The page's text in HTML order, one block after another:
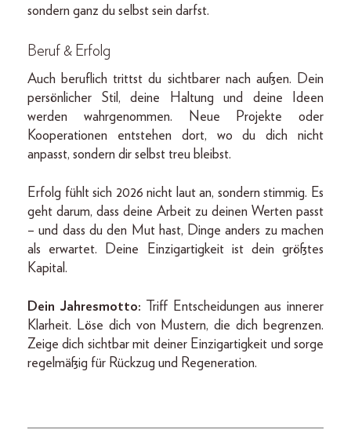
sondern ganz du selbst sein darfst.
Beruf & Erfolg
Auch beruflich trittst du sichtbarer nach außen. Dein
persönlicher Stil, deine Haltung und deine Ideen
werden wahrgenommen. Neue Projekte oder
Kooperationen entstehen dort, wo du dich nicht
anpasst, sondern dir selbst treu bleibst.
Erfolg fühlt sich 2026 nicht laut an, sondern stimmig. Es
geht darum, dass deine Arbeit zu deinen Werten passt
– und dass du den Mut hast, Dinge anders zu machen
als erwartet. Deine Einzigartigkeit ist dein größtes
Kapital.
Dein Jahresmotto:
Triff Entscheidungen aus innerer
Klarheit. Löse dich von Mustern, die dich begrenzen.
Zeige dich sichtbar mit deiner Einzigartigkeit und sorge
regelmäßig für Rückzug und Regeneration.